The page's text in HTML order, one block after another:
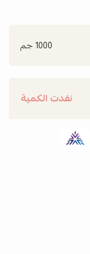
1000 جم
نفدت الكمية